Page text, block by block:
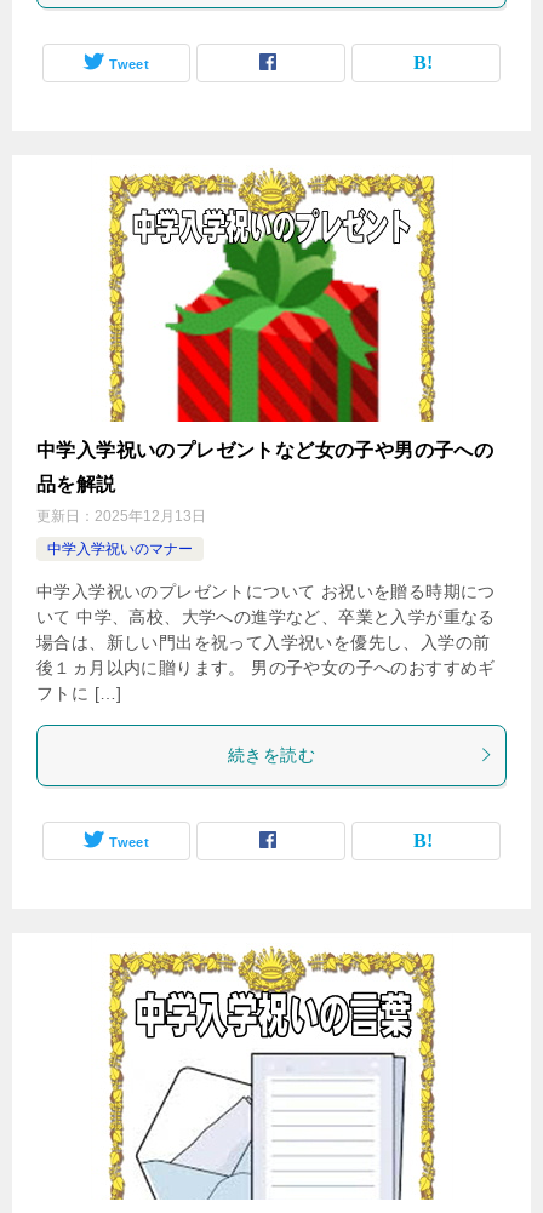
Tweet
中学入学祝いのプレゼントなど女の子や男の子への
品を解説
更新日： 2025年12月13日
中学入学祝いのマナー
中学入学祝いのプレゼントについて お祝いを贈る時期につ
いて 中学、高校、大学への進学など、卒業と入学が重なる
場合は、新しい門出を祝って入学祝いを優先し、入学の前
後１ヵ月以内に贈ります。 男の子や女の子へのおすすめギ
フトに […]
続きを読む
Tweet